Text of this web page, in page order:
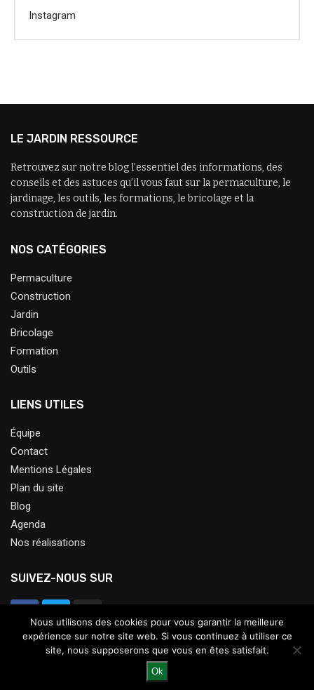
Instagram
LE JARDIN RESSOURCE
Retrouvez sur notre blog l’essentiel des informations, des
conseils et des astuces qu’il vous faut sur la permaculture, le
jardinage, les outils, les formations, le bricolage et la
construction de jardin.
NOS CATÉGORIES
Permaculture
Construction
Jardin
Bricolage
Formation
Outils
LIENS UTILES
Équipe
Contact
Mentions Légales
Plan du site
Blog
Agenda
Nos réalisations
SUIVEZ-NOUS SUR
@2023 – Tous droits réservés.
Nous utilisons des cookies pour vous garantir la meilleure
expérience sur notre site web. Si vous continuez à utiliser ce
site, nous supposerons que vous en êtes satisfait.
Ok